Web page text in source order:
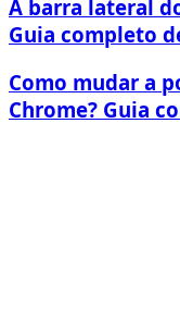
A barra lateral
Guia completo
Como mudar a
Chrome? Guia